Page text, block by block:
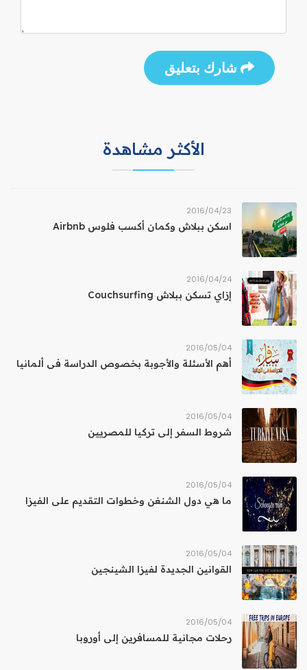
شارك بتعليق
الأكثر مشاهدة
23‏/04‏/2016
اسكن ببلاش وكمان أكسب فلوس Airbnb
24‏/04‏/2016
إزاي تسكن ببلاش Couchsurfing
04‏/05‏/2016
أهم الأسئلة والأجوبة بخصوص الدراسة فى ألمانيا
04‏/05‏/2016
شروط السفر إلى تركيا للمصريين
04‏/05‏/2016
ما هي دول الشنغن وخطوات التقديم على الفيزا
04‏/05‏/2016
القوانين الجديدة لفيزا الشينجين
04‏/05‏/2016
رحلات مجانية للمسافرين إلى أوروبا